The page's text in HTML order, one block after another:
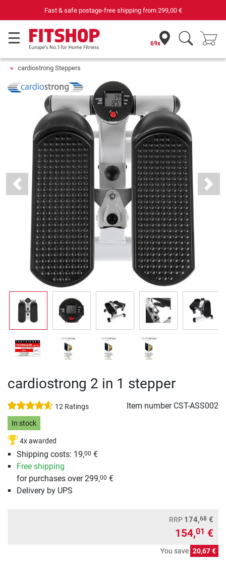
Your expert in home fitness for 42 years
69x
cardiostrong Steppers
Previous Next
cardiostrong 2 in 1 stepper
12 Ratings Item number CST-ASS002
In stock
4x awarded
Shipping costs: 19,00 €
Free shipping
for purchases over 299,00 €
Delivery by UPS
RRP 174,68 €
154,01 €
You save 20,67 €